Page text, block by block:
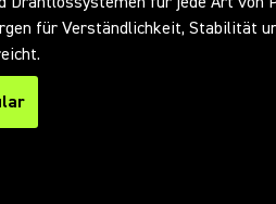
für Verständlichkeit, Stabilität